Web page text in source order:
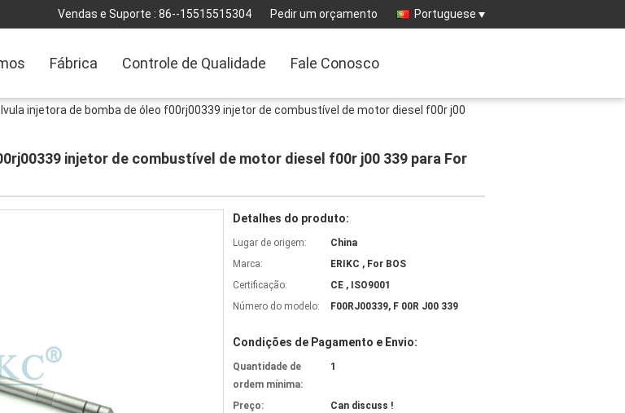
Vendas e Suporte : 86--15515515304 Pedir um orçamento Portuguese
Fábrica Controle de Qualidade Fale Conosco
injetora de bomba de óleo f00rj00339 injetor de combustível de motor diesel f00r j00
injetor de combustível de motor diesel f00r j00 339 para For
Detalhes do produto:
Lugar de origem:
China
Marca:
ERIKC , For BOS
Certificação:
CE , ISO9001
Número do modelo:
F00RJ00339, F 00R J00 339
Condições de Pagamento e Envio:
Quantidade de
ordem mínima:
1
Preço:
Can discuss !